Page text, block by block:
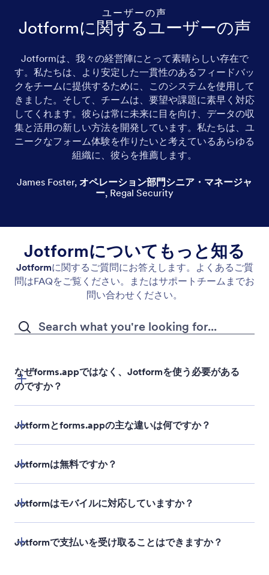
ユーザーの声
Jotformに関するユーザーの声
Jotformは、我々の経営陣にとって素晴らしい存在で
す。私たちは、より安定した一貫性のあるフィードバッ
クをチームに提供するために、このシステムを使用して
きました。そして、チームは、要望や課題に素早く対応
してくれます。彼らは常に未来に目を向け、データの収
集と活用の新しい方法を開発しています。私たちは、ユ
ニークなフォーム体験を作りたいと考えているあらゆる
組織に、彼らを推薦します。
James Foster, オペレーション部門シニア・マネージャ
ー, Regal Security
Jotformについてもっと知る
Jotformに関するご質問にお答えします。よくあるご質
問はFAQをご覧ください。またはサポートチームまでお
問い合わせください。
なぜforms.appではなく、Jotformを使う必要がある
のですか？
Jotformとforms.appの主な違いは何ですか？
Jotformは無料ですか？
Jotformはモバイルに対応していますか？
Jotformで支払いを受け取ることはできますか？